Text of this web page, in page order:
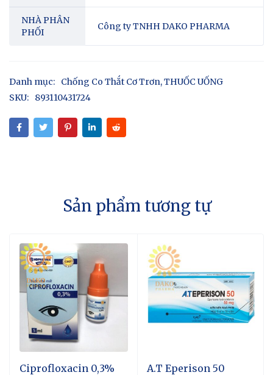
NHÀ PHÂN
PHỐI
Công ty TNHH DAKO PHARMA
Danh mục: Chống Co Thắt Cơ Trơn,THUỐC UỐNG
SKU:
893110431724
Sản phẩm tương tự
Ciprofloxacin 0,3% A.T Eperison 50